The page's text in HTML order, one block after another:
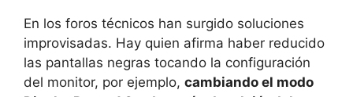
En los foros técnicos han surgido soluciones
improvisadas. Hay quien afirma haber reducido
las pantallas negras tocando la configuración
del monitor, por ejemplo, cambiando el modo